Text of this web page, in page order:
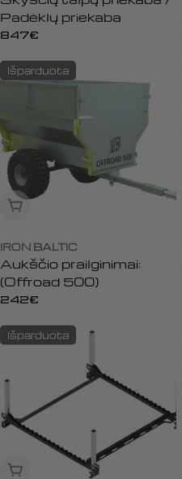
Padėklų priekaba
Įprasta
847€
Išparduota
Išparduota
IRON BALTIC
Aukščio prailginimai:
(Offroad 500)
Įprasta
242€
Išparduota
Išparduota